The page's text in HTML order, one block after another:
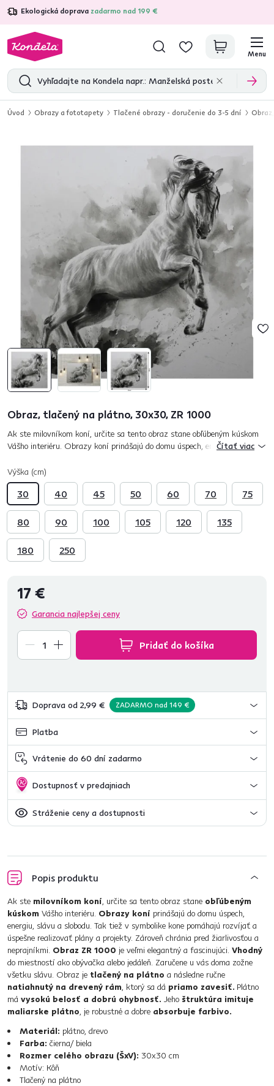
Ekologická doprava zadarmo nad 199 €
4,7 31 333overených produktových recenzií
Menu
Úvod Obrazy a fototapety Tlačené obrazy - doručenie do 3-5 dní
Obraz, tlačený na plátno, 30x30, ZR 1000
Ak ste milovníkom koní, určite sa tento obraz stane obľúbeným kúskom
Vášho interiéru. Obrazy koní prinášajú do domu úspech, energiu, slávu a
Čítať viac
Výška (cm)
30 40 45 50 60 70 75
80 90 100 105 120 135
180 250
17 €
Garancia najlepšej ceny
Pridať do košíka
Doprava od 2,99 € ZADARMO nad 149 €
Platba
Vrátenie do 60 dní zadarmo
Dostupnosť v predajniach
Stráženie ceny a dostupnosti
Popis produktu
Ak ste milovníkom koní, určite sa tento obraz stane obľúbeným
kúskom Vášho interiéru. Obrazy koní prinášajú do domu úspech,
energiu, slávu a slobodu. Tak tiež v symbolike kone pomáhajú rozvíjať a
úspešne realizovať plány a projekty. Zároveň chránia pred žiarlivosťou a
neprajníkmi. Obraz ZR 1000 je veľmi elegantný a fascinujúci. Vhodný
do miestností ako obývačka alebo jedáleň. Zaručene u vás doma zožne
všetku slávu. Obraz je tlačený na plátno a následne ručne
natiahnutý na drevený rám, ktorý sa dá priamo zavesiť. Plátno
má vysokú belosť a dobrú ohybnosť. Jeho štruktúra imituje
maliarske plátno, je robustné a dobre absorbuje farbivo.
Materiál: plátno, drevo
Farba: čierna/ biela
Rozmer celého obrazu (ŠxV): 30x30 cm
Motív: Kôň
Tlačený na plátno